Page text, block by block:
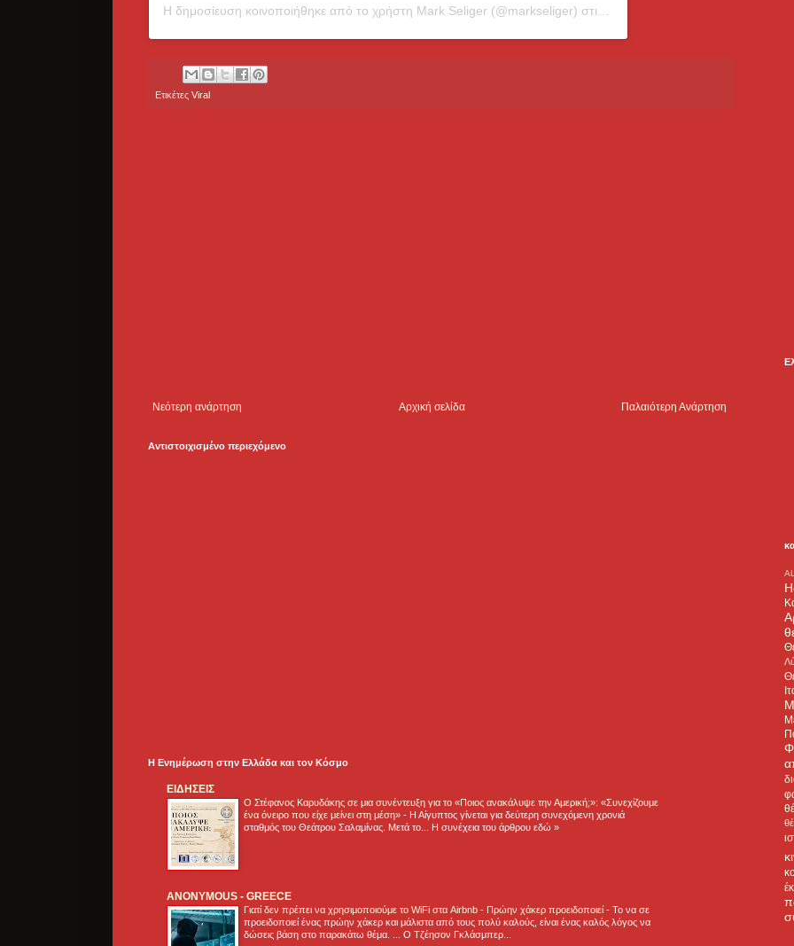
Η δημοσίευση κοινοποιήθηκε από το χρήστη Mark Seliger (@markseliger) στις
Ετικέτες Viral
Νεότερη ανάρτηση Παλαιότερη Ανάρτηση
Αρχική σελίδα
Αντιστοιχισμένο περιεχόμενο
Η Ενημέρωση στην Ελλάδα και τoν Κόσμο
ΕΙΔΗΣΕΙΣ
Ο Στέφανος Καρυδάκης σε μια συνέντευξη για το «Ποιος ανακάλυψε την Αμερική;»: «Συνεχίζουμε
ένα όνειρο που είχε μείνει στη μέση» - Η Αίγυπτος γίνεται για δεύτερη συνεχόμενη χρονιά
σταθμός του Θεάτρου Σαλαμίνας. Μετά το... Η συνέχεια του άρθρου εδώ »
ANONYMOUS - GREECE
Γιατί δεν πρέπει να χρησιμοποιούμε το WiFi στα Airbnb - Πρώην χάκερ προειδοποιεί - Το να σε
προειδοποιεί ένας πρώην χάκερ και μάλιστα από τους πολύ καλούς, είναι ένας καλός λόγος να
δώσεις βάση στο παρακάτω θέμα. ... Ο Τζέησον Γκλάσμπερ...